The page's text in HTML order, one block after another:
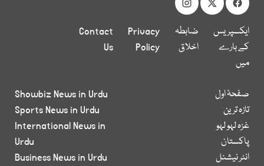
ایکسپریس
کے بارے
میں
ضابطہ
اخلاق
Privacy
Policy
Contact
Us
صفحۂ اول
تازہ ترین
غزہ لہو لہو
پاکستان
انٹر نیشنل
Showbiz News in Urdu
Sports News in Urdu
International News in
Urdu
Business News in Urdu